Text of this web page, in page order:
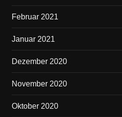
Februar 2021
Januar 2021
Dezember 2020
November 2020
Oktober 2020